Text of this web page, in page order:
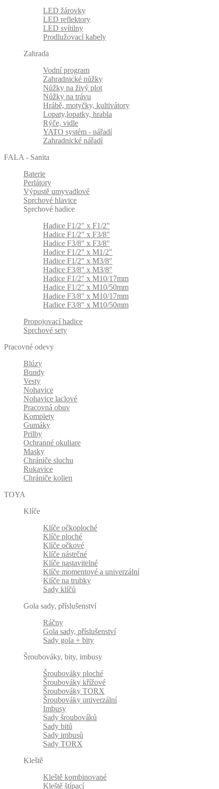
LED žárovky
LED reflektory
LED svítilny
Prodlužovací kabely
Zahrada
Vodní program
Zahradnické nůžky
Nůžky na živý plot
Nůžky na trávu
Hrábě, motyčky, kultivátory
Lopaty,lopatky, hrabla
Rýče, vidle
YATO systém - nářadí
Zahradnické nářadí
FALA - Sanita
Baterie
Perlátory
Výpustě umyvadlové
Sprchové hlavice
Sprchové hadice
Hadice F1/2" x F1/2"
Hadice F1/2" x F3/8"
Hadice F3/8" x F3/8"
Hadice F1/2" x M1/2"
Hadice F1/2" x M3/8"
Hadice F3/8" x M3/8"
Hadice F1/2" x M10/17mm
Hadice F1/2" x M10/50mm
Hadice F3/8" x M10/17mm
Hadice F3/8" x M10/50mm
Propojovací hadice
Sprchové sety
Pracovné odevy
Blúzy
Bundy
Vesty
Nohavice
Nohavice laclové
Pracovná obuv
Komplety
Gumáky
Prilby
Ochranné okuliare
Masky
Chrániče sluchu
Rukavice
Chrániče kolien
TOYA
Klíče
Klíče očkoploché
Klíče ploché
Klíče očkové
Klíče nástrčné
Klíče nastavitelné
Klíče momentové a univerzální
Klíče na trubky
Sady klíčů
Gola sady, příslušenství
Ráčny
Gola sady, příslušenství
Sady gola + bity
Šroubováky, bity, imbusy
Šroubováky ploché
Šroubováky křížové
Šroubováky TORX
Šroubováky univerzální
Imbusy
Sady šroubováků
Sady bitů
Sady imbusů
Sady TORX
Kleště
Kleště kombinované
Kleště štípací